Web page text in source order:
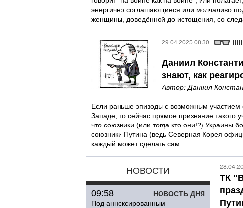
энергично соглашающиеся или молчаливо
женщины, доведённой до истощения, со
29.04.2025 08:30
Даниил
знают, как
Автор: Даниил
Если раньше эпизоды с возможным участием
Западе, то сейчас прямое признание такого
что союзники (или тогда кто они!?) Украины
союзники Путина (ведь Северная Корея
каждый может сделать сам.
НОВОСТИ
НОВОСТЬ ДНЯ
09:58
Под аннексированным
ТК